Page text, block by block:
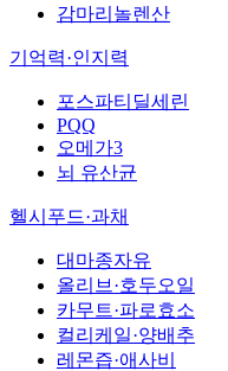
감마리놀렌산
기억력·인지력
포스파티딜세린
PQQ
오메가3
뇌 유산균
헬시푸드·과채
대마종자유
올리브·호두오일
카무트·파로효소
컬리케일·양배추
레몬즙·애사비